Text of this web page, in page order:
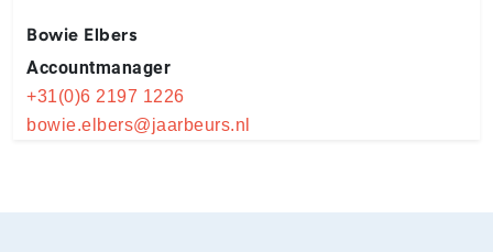
Bowie Elbers
Accountmanager
+31(0)6 2197 1226
bowie.elbers@jaarbeurs.nl